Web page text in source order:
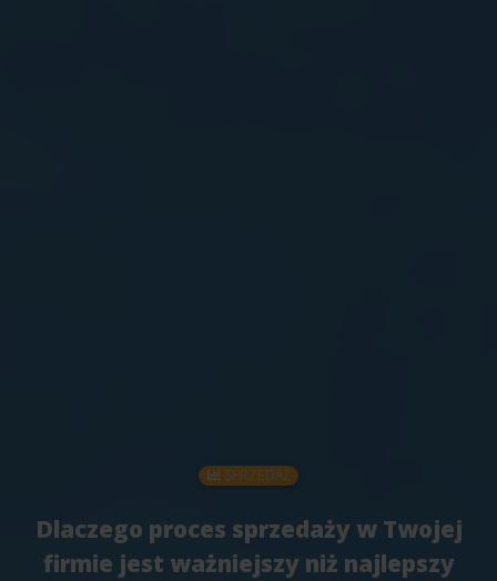
SPRZEDAŻ
Dlaczego proces sprzedaży w Twojej
firmie jest ważniejszy niż najlepszy